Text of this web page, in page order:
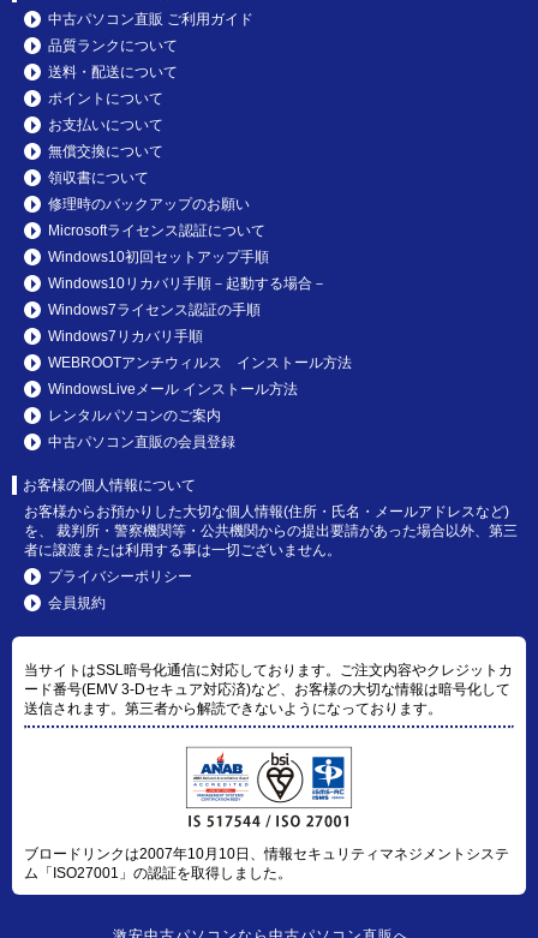
中古パソコン直販 ご利用ガイド
品質ランクについて
送料・配送について
ポイントについて
お支払いについて
無償交換について
領収書について
修理時のバックアップのお願い
Microsoftライセンス認証について
Windows10初回セットアップ手順
Windows10リカバリ手順－起動する場合－
Windows7ライセンス認証の手順
Windows7リカバリ手順
WEBROOTアンチウィルス インストール方法
WindowsLiveメール インストール方法
レンタルパソコンのご案内
中古パソコン直販の会員登録
お客様の個人情報について
お客様からお預かりした大切な個人情報(住所・氏名・メールアドレスなど)
を、 裁判所・警察機関等・公共機関からの提出要請があった場合以外、第三
者に譲渡または利用する事は一切ございません。
プライバシーポリシー
会員規約
当サイトはSSL暗号化通信に対応しております。ご注文内容やクレジットカ
ード番号(EMV 3-Dセキュア対応済)など、お客様の大切な情報は暗号化して
送信されます。第三者から解読できないようになっております。
ブロードリンクは2007年10月10日、情報セキュリティマネジメントシステ
ム「ISO27001」の認証を取得しました。